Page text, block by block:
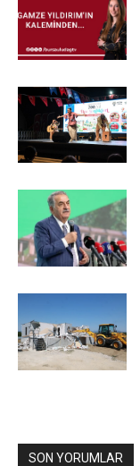
SON YORUMLAR